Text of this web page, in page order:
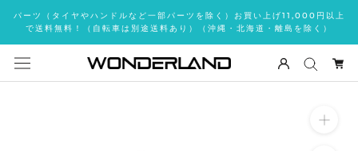
ッ
し
パーツ（タイヤやハンドルなど一部パーツを除く）お買い上げ11,000円以上
で送料無料！（自転車は別途送料あり）（沖縄・北海道・離島を除く）